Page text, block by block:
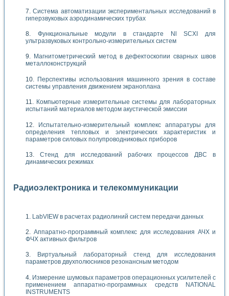
Система автоматизации экспериментальных исследований в
гиперзвуковых аэродинамических трубах
Функциональные модули в стандарте Nl SCXI для
ультразвуковых контрольно-измерительных систем
Магнитометрический метод в дефектоскопии сварных швов
металлоконструкций
Перспективы использования машинного зрения в составе
системы управления движением экраноплана
Компьютерные измерительные системы для лабораторных
испытаний материалов методом акустической эмиссии
Испытательно-измерительный комплекс аппаратуры для
определения тепловых и электрических характеристик и
параметров силовых полупроводниковых приборов
Стенд для исследований рабочих процессов ДВС в
динамических режимах
Радиоэлектроника и телекоммуникации
LabVIEW в расчетах радиолиний систем передачи данных
Аппаратно-программный комплекс для исследования АЧХ и
ФЧХ активных фильтров
Виртуальный лабораторный стенд для исследования
параметров двухполюсников резонансным методом
Измерение шумовых параметров операционных усилителей с
применением аппаратно-программных средств NATIONAL
INSTRUMENTS